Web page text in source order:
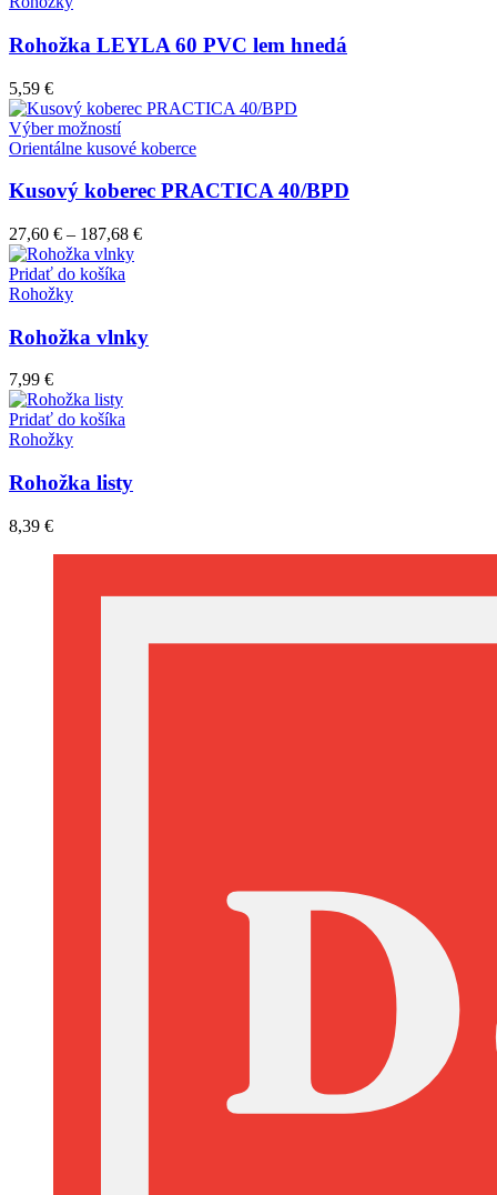
viacero
variantov.
môžete
vybrať
na
stránke
produktu.
Rohožka LEYLA 60 PVC lem hnedá
5,59 €
Výber možnostíTento
produkt
viacero
Možnosti
si
môžete
vybrať
stránke
produktu.
Orientálne kusové koberce
Kusový koberec PRACTICA 40/BPD
27,60 € – 187,68 €
Pridať do košíka
Rohožky
Rohožka vlnky
7,99 €
Pridať do košíka
Rohožky
Rohožka listy
8,39 €